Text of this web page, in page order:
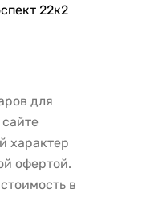
22к2
для
характер
офертой.
в